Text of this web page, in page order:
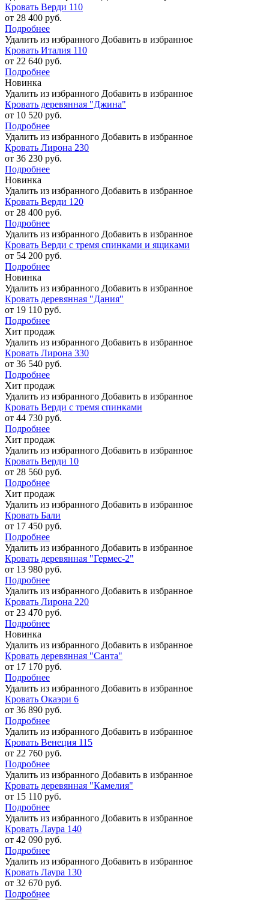
Кровать Верди 110
от 28 400 руб.
Подробнее
Удалить из избранного Добавить в избранное
Кровать Италия 110
от 22 640 руб.
Подробнее
Новинка
Удалить из избранного Добавить в избранное
Кровать деревянная "Джина"
от 10 520 руб.
Подробнее
Удалить из избранного Добавить в избранное
Кровать Лирона 230
от 36 230 руб.
Подробнее
Новинка
Удалить из избранного Добавить в избранное
Кровать Верди 120
от 28 400 руб.
Подробнее
Удалить из избранного Добавить в избранное
Кровать Верди с тремя спинками и ящиками
от 54 200 руб.
Подробнее
Новинка
Удалить из избранного Добавить в избранное
Кровать деревянная "Дания"
от 19 110 руб.
Подробнее
Хит продаж
Удалить из избранного Добавить в избранное
Кровать Лирона 330
от 36 540 руб.
Подробнее
Хит продаж
Удалить из избранного Добавить в избранное
Кровать Верди с тремя спинками
от 44 730 руб.
Подробнее
Хит продаж
Удалить из избранного Добавить в избранное
Кровать Верди 10
от 28 560 руб.
Подробнее
Хит продаж
Удалить из избранного Добавить в избранное
Кровать Бали
от 17 450 руб.
Подробнее
Удалить из избранного Добавить в избранное
Кровать деревянная "Гермес-2"
от 13 980 руб.
Подробнее
Удалить из избранного Добавить в избранное
Кровать Лирона 220
от 23 470 руб.
Подробнее
Новинка
Удалить из избранного Добавить в избранное
Кровать деревянная "Санта"
от 17 170 руб.
Подробнее
Удалить из избранного Добавить в избранное
Кровать Окаэри 6
от 36 890 руб.
Подробнее
Удалить из избранного Добавить в избранное
Кровать Венеция 115
от 22 760 руб.
Подробнее
Удалить из избранного Добавить в избранное
Кровать деревянная "Камелия"
от 15 110 руб.
Подробнее
Удалить из избранного Добавить в избранное
Кровать Лаура 140
от 42 090 руб.
Подробнее
Удалить из избранного Добавить в избранное
Кровать Лаура 130
от 32 670 руб.
Подробнее